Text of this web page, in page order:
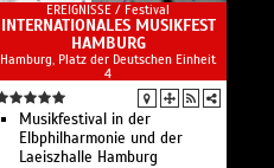
EREIGNISSE / Festival
INTERNATIONALES MUSIKFEST
HAMBURG
Hamburg, Platz der Deutschen Einheit
4
Musikfestival in der
Elbphilharmonie und der
Laeiszhalle Hamburg